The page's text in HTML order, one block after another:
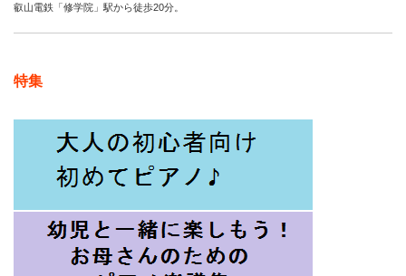
叡山電鉄「修学院」駅から徒歩20分。
特集